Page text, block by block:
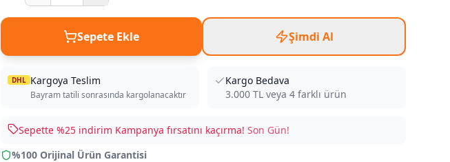
Sepete Ekle Şimdi Al
DHL Kargoya Teslim
Bayram tatili sonrasında kargolanacaktır
Kargo Bedava
3.000 TL veya 4 farklı ürün
Sepette %25 indirim Kampanya fırsatını kaçırma! Son Gün!
%100 Orijinal Ürün Garantisi